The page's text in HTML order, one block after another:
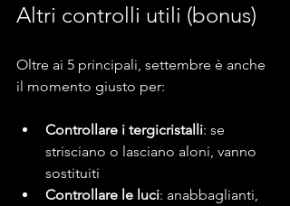
Altri controlli utili (bonus)
Oltre ai 5 principali, settembre è anche
il momento giusto per:
Controllare i tergicristalli: se
strisciano o lasciano aloni, vanno
sostituiti
Controllare le luci: anabbaglianti,